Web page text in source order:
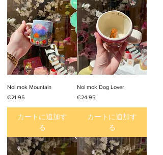
Noi mok Mountain
価格
€21.95
カートに追加す
る
Noi mok Dog Lover
価格
€24.95
カートに追加す
る